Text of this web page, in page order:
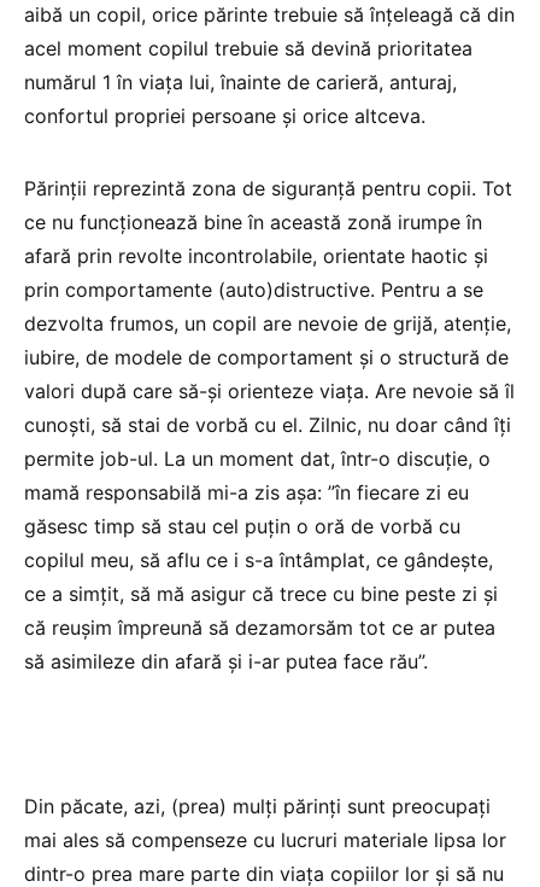
aibă un copil, orice părinte trebuie să înțeleagă că din
acel moment copilul trebuie să devină prioritatea
numărul 1 în viața lui, înainte de carieră, anturaj,
confortul propriei persoane și orice altceva.
Părinții reprezintă zona de siguranță pentru copii. Tot
ce nu funcționează bine în această zonă irumpe în
afară prin revolte incontrolabile, orientate haotic și
prin comportamente (auto)distructive. Pentru a se
dezvolta frumos, un copil are nevoie de grijă, atenție,
iubire, de modele de comportament și o structură de
valori după care să-și orienteze viața. Are nevoie să îl
cunoști, să stai de vorbă cu el. Zilnic, nu doar când îți
permite job-ul. La un moment dat, într-o discuție, o
mamă responsabilă mi-a zis așa: ”în fiecare zi eu
găsesc timp să stau cel puțin o oră de vorbă cu
copilul meu, să aflu ce i s-a întâmplat, ce gândește,
ce a simțit, să mă asigur că trece cu bine peste zi și
că reușim împreună să dezamorsăm tot ce ar putea
să asimileze din afară și i-ar putea face rău”.
Din păcate, azi, (prea) mulți părinți sunt preocupați
mai ales să compenseze cu lucruri materiale lipsa lor
dintr-o prea mare parte din viața copiilor lor și să nu